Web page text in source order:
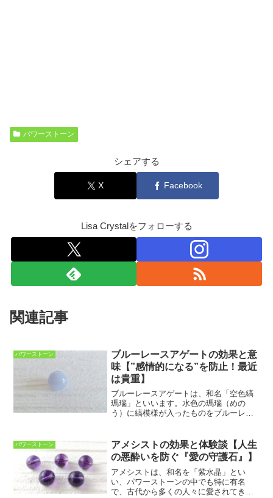
パワーストーン
シェアする
X Facebook
Lisa Crystalをフォローする
関連記事
パワーストーン
ブルーレースアゲートの効果と意
味【”感情的になる”を防止！最近
は貴重】
ブルーレースアゲートは、和名「空色縞
瑪瑙」といいます。水色の瑪瑙（めの
う）に縞模様が入ったものをブルーレー
のように見えることからこの名がつけら
れました。ブルーレースアゲ...
パワーストーン
アメシストの効果と体験談【人生
の悪酔いを防ぐ『愛の守護石』】
アメシストは、和名を「紫水晶」とい
い、パワーストーンの中でも特に有名
で、古代から多くの人々に愛されてきた